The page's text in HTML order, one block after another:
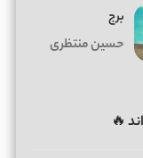
برج
حسین منتظری
🔥